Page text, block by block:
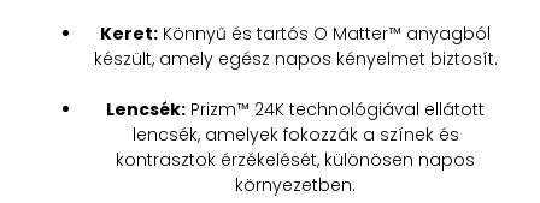
Keret: Könnyű és tartós O Matter™ anyagból
készült, amely egész napos kényelmet biztosít.
Lencsék: Prizm™ 24K technológiával ellátott
lencsék, amelyek fokozzák a színek és
kontrasztok érzékelését, különösen napos
környezetben.